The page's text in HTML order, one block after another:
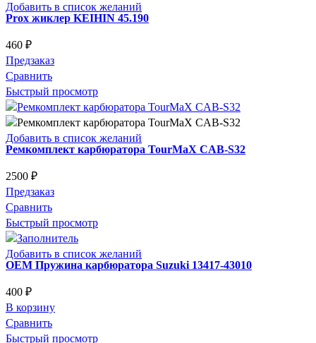
Добавить в список желаний
Prox жиклер KEIHIN 45.190
460 ₽
Предзаказ
Сравнить
Быстрый просмотр
Добавить в список желаний
Ремкомплект карбюратора TourMaX CAB-S32
2500 ₽
Предзаказ
Сравнить
Быстрый просмотр
Добавить в список желаний
OEM Пружина карбюратора Suzuki 13417-43010
400 ₽
В корзину
Сравнить
Быстрый просмотр